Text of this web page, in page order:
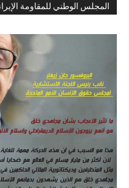
المجلس الوطني للمقاومة